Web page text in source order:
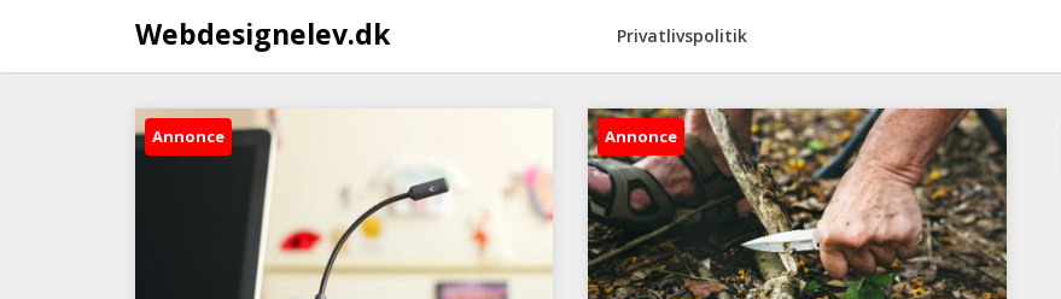
Webdesignelev.dk Privatlivspolitik
Annonce Annonce